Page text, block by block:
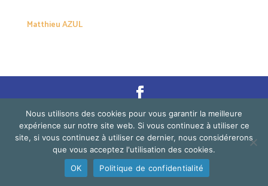
Matthieu AZUL
©2026 Festi' Thaï - All rights reserved. |Statuts de
l'association La Sangha| CréationLa Manutention
Nous utilisons des cookies pour vous garantir la meilleure
expérience sur notre site web. Si vous continuez à utiliser ce
site, si vous continuez à utiliser ce dernier, nous considérerons
que vous acceptez l'utilisation des cookies.
OK
Politique de confidentialité